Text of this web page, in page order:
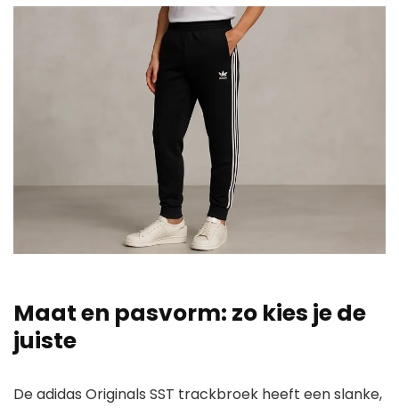
Maat en pasvorm: zo kies je de
juiste
De adidas Originals SST trackbroek heeft een slanke,